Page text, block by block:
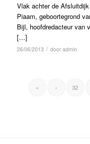
Vlak achter de
Piaam, geboortegrond
Bijl, hoofdredacteur van
[…]
26/06/2013 / door admin
« ‹ 32